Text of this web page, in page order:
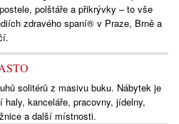
polštáře a přikrývky – to vše
zdravého spaní® v Praze, Brně a
solitérů z masivu buku. Nábytek je
haly, kanceláře, pracovny, jídelny,
a další místnosti.